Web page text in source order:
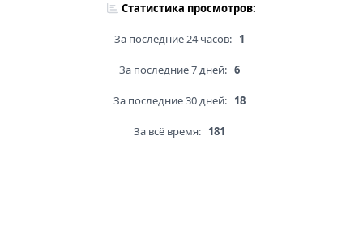
Статистика просмотров:
За последние 24 часов: 1
За последние 7 дней: 6
За последние 30 дней: 18
За всё время: 181